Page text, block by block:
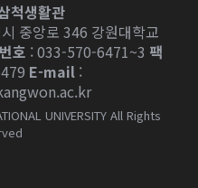
척생활관
중앙로 346 강원대학교
호 : 033-570-6471~3 팩
E-mail :
UNIVERSITY All Rights